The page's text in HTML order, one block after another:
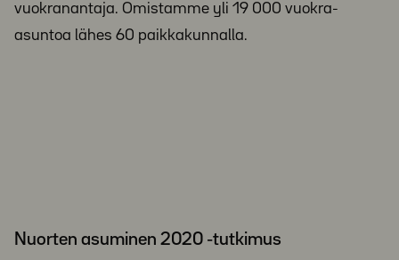
vuokranantaja. Omistamme yli 19 000 vuokra-
asuntoa lähes 60 paikkakunnalla.
Nuorten asuminen 2020 -tutkimus